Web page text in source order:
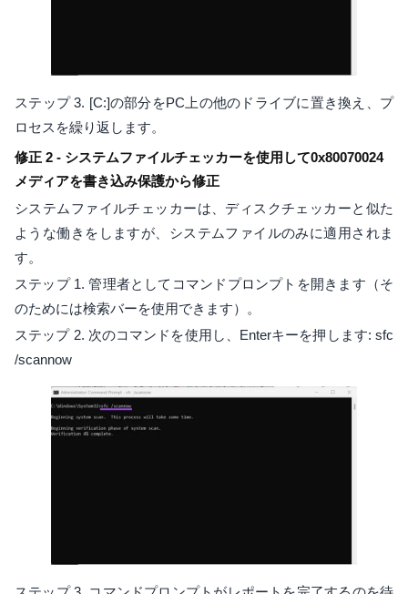
ステップ 3. [C:]の部分をPC上の他のドライブに置き換え、プ
ロセスを繰り返します。
修正 2 - システムファイルチェッカーを使用して0x80070024
メディアを書き込み保護から修正
システムファイルチェッカーは、ディスクチェッカーと似た
ような働きをしますが、システムファイルのみに適用されま
す。
ステップ 1. 管理者としてコマンドプロンプトを開きます（そ
のためには検索バーを使用できます）。
ステップ 2. 次のコマンドを使用し、Enterキーを押します: sfc
/scannow